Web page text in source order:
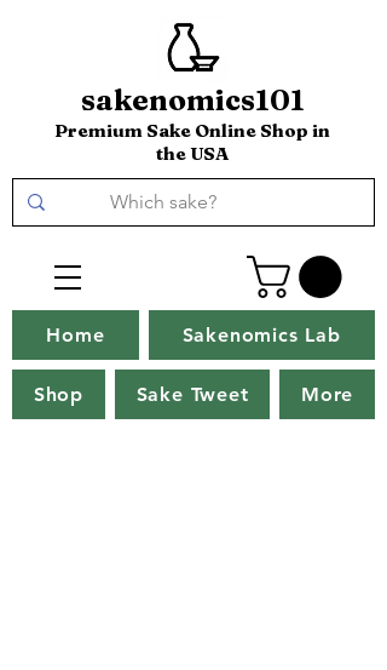
sakenomics101
Premium Sake Online Shop in
the USA
Home Sakenomics Lab
Shop Sake Tweet More